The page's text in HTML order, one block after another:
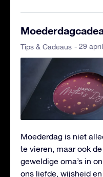
Tips & Cadeaus - 29
Moederdag is niet
te vieren, maar ook
geweldige oma’s in
ons liefde, wijsheid